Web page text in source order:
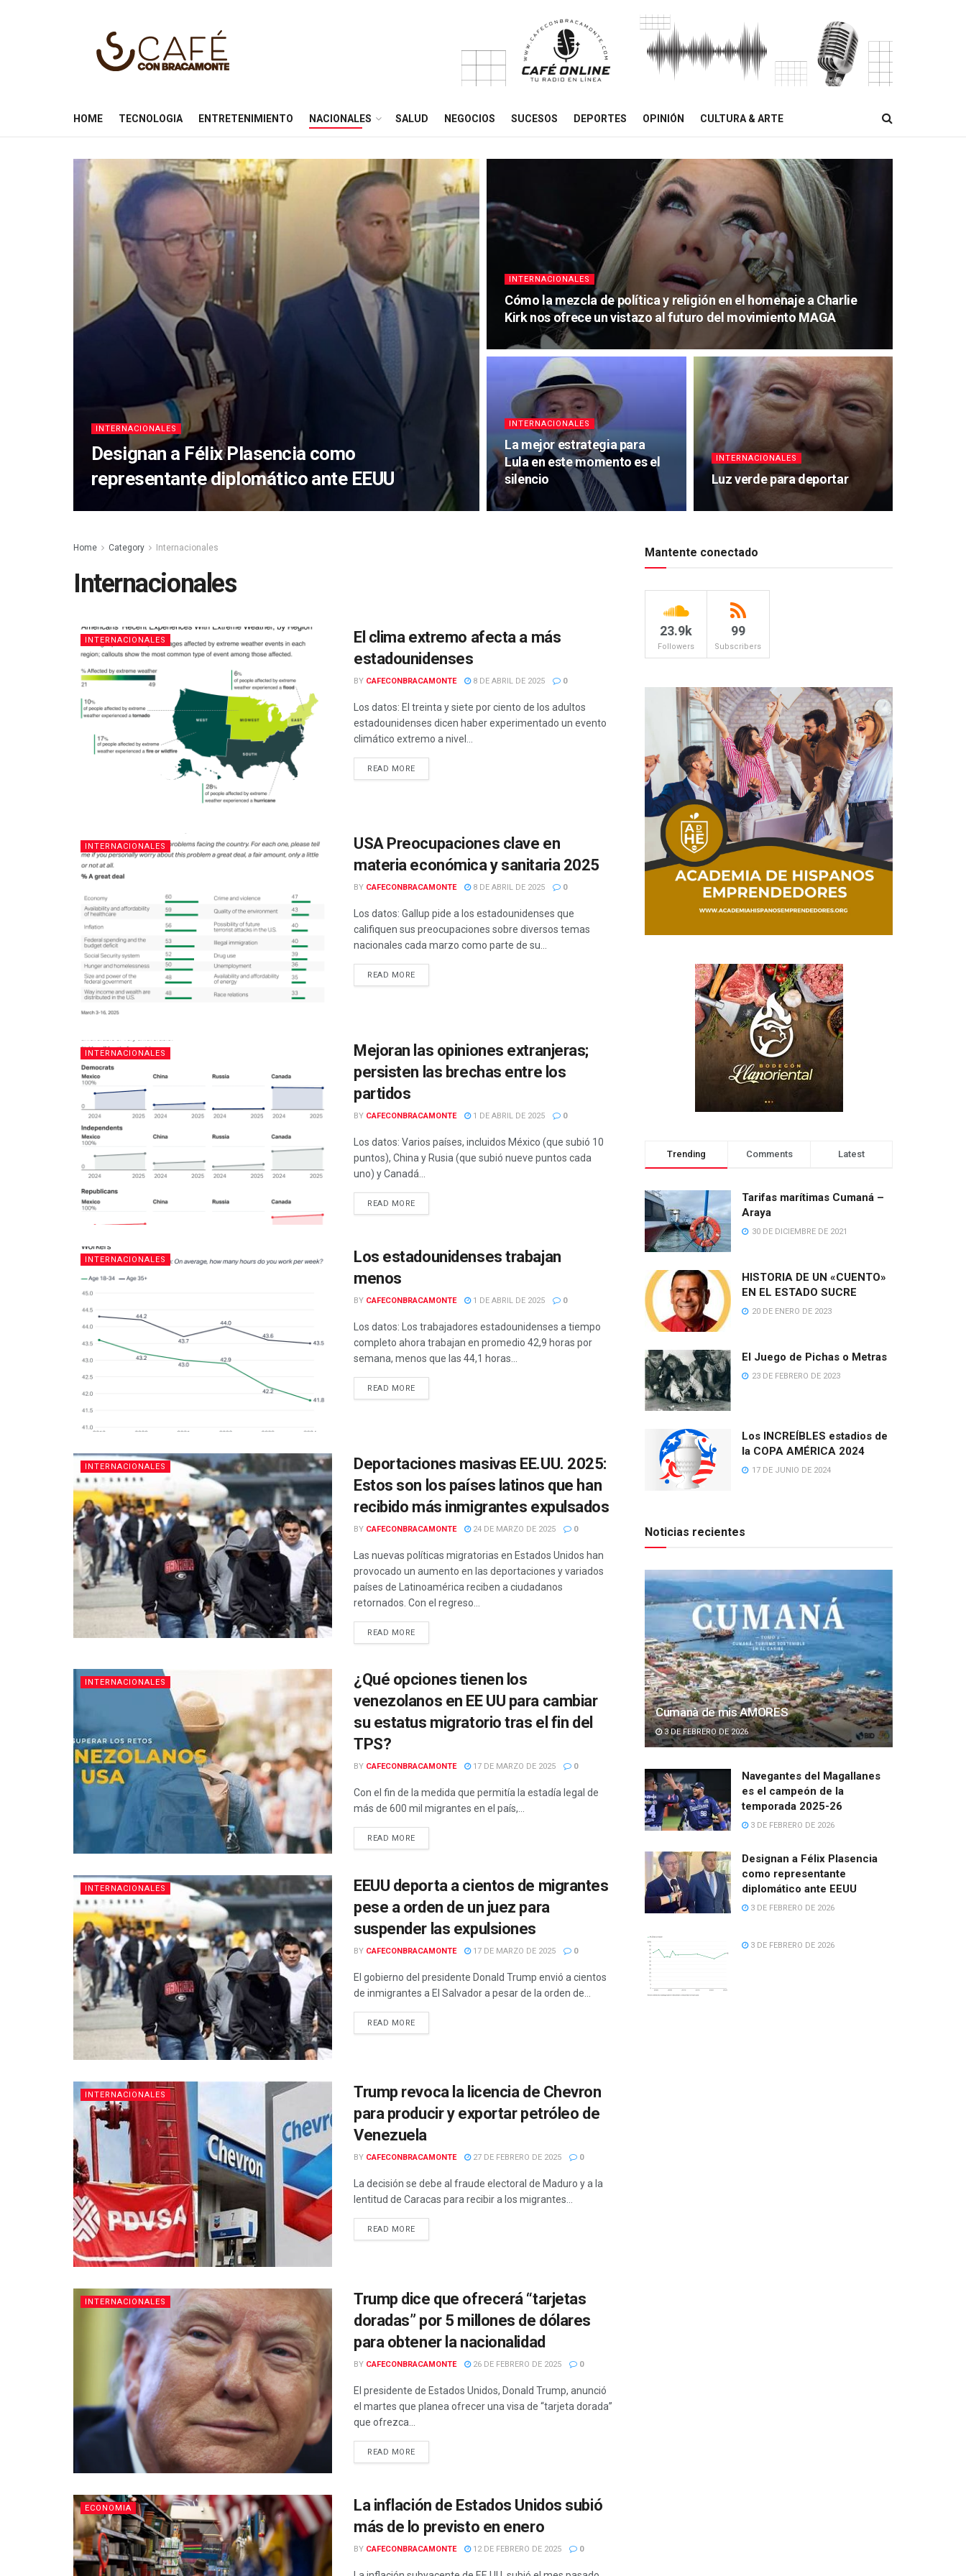
HOME TECNOLOGIA ENTRETENIMIENTO NACIONALES SALUD NEGOCIOS SUCESOS DEPORTES OPINIÓN CULTURA & ARTE
INTERNACIONALES
Designan a Félix Plasencia como
representante diplomático ante EEUU
INTERNACIONALES
Cómo la mezcla de política y religión en el homenaje a Charlie
Kirk nos ofrece un vistazo al futuro del movimiento MAGA
INTERNACIONALES
La mejor estrategia para
Lula en este momento es el
silencio
INTERNACIONALES
Luz verde para deportar
Home Category Internacionales
Internacionales
INTERNACIONALES
El clima extremo afecta a más
estadounidenses
BY CAFECONBRACAMONTE 8 DE ABRIL DE 2025 0
Los datos: El treinta y siete por ciento de los adultos
estadounidenses dicen haber experimentado un evento
climático extremo a nivel...
READ MORE
INTERNACIONALES
USA Preocupaciones clave en
materia económica y sanitaria 2025
BY CAFECONBRACAMONTE 8 DE ABRIL DE 2025 0
Los datos: Gallup pide a los estadounidenses que
califiquen sus preocupaciones sobre diversos temas
nacionales cada marzo como parte de su...
READ MORE
INTERNACIONALES
Mejoran las opiniones extranjeras;
persisten las brechas entre los
partidos
BY CAFECONBRACAMONTE 1 DE ABRIL DE 2025 0
Los datos: Varios países, incluidos México (que subió 10
puntos), China y Rusia (que subió nueve puntos cada
uno) y Canadá...
READ MORE
INTERNACIONALES
Los estadounidenses trabajan
menos
BY CAFECONBRACAMONTE 1 DE ABRIL DE 2025 0
Los datos: Los trabajadores estadounidenses a tiempo
completo ahora trabajan en promedio 42,9 horas por
semana, menos que las 44,1 horas...
READ MORE
INTERNACIONALES
Deportaciones masivas EE.UU. 2025:
Estos son los países latinos que han
recibido más inmigrantes expulsados
BY CAFECONBRACAMONTE 24 DE MARZO DE 2025 0
Las nuevas políticas migratorias en Estados Unidos han
provocado un aumento en las deportaciones y variados
países de Latinoamérica reciben a ciudadanos
retornados. Con el regreso...
READ MORE
INTERNACIONALES
¿Qué opciones tienen los
venezolanos en EE UU para cambiar
su estatus migratorio tras el fin del
TPS?
BY CAFECONBRACAMONTE 17 DE MARZO DE 2025 0
Con el fin de la medida que permitía la estadía legal de
más de 600 mil migrantes en el país,...
READ MORE
INTERNACIONALES
EEUU deporta a cientos de migrantes
pese a orden de un juez para
suspender las expulsiones
BY CAFECONBRACAMONTE 17 DE MARZO DE 2025 0
El gobierno del presidente Donald Trump envió a cientos
de inmigrantes a El Salvador a pesar de la orden de...
READ MORE
INTERNACIONALES
Trump revoca la licencia de Chevron
para producir y exportar petróleo de
Venezuela
BY CAFECONBRACAMONTE 27 DE FEBRERO DE 2025 0
La decisión se debe al fraude electoral de Maduro y a la
lentitud de Caracas para recibir a los migrantes...
READ MORE
INTERNACIONALES
Trump dice que ofrecerá “tarjetas
doradas” por 5 millones de dólares
para obtener la nacionalidad
BY CAFECONBRACAMONTE 26 DE FEBRERO DE 2025 0
El presidente de Estados Unidos, Donald Trump, anunció
el martes que planea ofrecer una visa de “tarjeta dorada”
que ofrezca...
READ MORE
ECONOMIA
La inflación de Estados Unidos subió
más de lo previsto en enero
BY CAFECONBRACAMONTE 12 DE FEBRERO DE 2025 0
Mantente conectado
23.9k
Followers
99
Subscribers
Trending Comments Latest
Tarifas marítimas Cumaná –
Araya
30 DE DICIEMBRE DE 2021
HISTORIA DE UN «CUENTO»
EN EL ESTADO SUCRE
20 DE ENERO DE 2023
El Juego de Pichas o Metras
23 DE FEBRERO DE 2023
Los INCREÍBLES estadios de
la COPA AMÉRICA 2024
17 DE JUNIO DE 2024
Noticias recientes
Cumanà de mis AMORES
3 DE FEBRERO DE 2026
Navegantes del Magallanes
es el campeón de la
temporada 2025-26
3 DE FEBRERO DE 2026
Designan a Félix Plasencia
como representante
diplomático ante EEUU
3 DE FEBRERO DE 2026
3 DE FEBRERO DE 2026